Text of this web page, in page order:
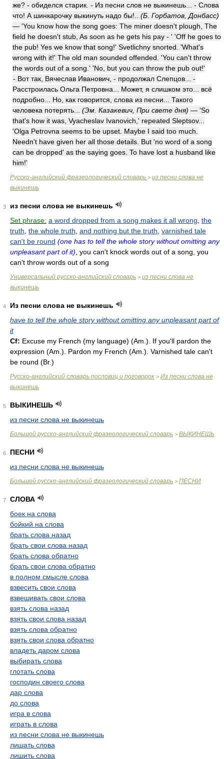
же? - обиделся старик. - Из песни слов не выкинешь... - Слова
что! А шинкарочку выкинуть надо бы!.. (Б. Горбатов, Донбасс)
— 'You know how the song goes: The miner doesn't plough, The
field he doesn't stub, As soon as he gets his pay - ' 'Off he goes to
the pub! Yes we know that song!' Svetlichny snorted. 'What's
wrong with it!' The old man sounded offended. 'You can't throw
the words out of a song.' 'No, but you can throw the pub out!'
- Вот так, Вячеслав Иванович, - продолжал Слепцов... -
Расстроилась Ольга Петровна... Может, я слишком это... всё
подробно... Но, как говорится, слова из песни... Такого
человека потерять... (Эм. Казакевич, При свете дня) — 'So
that's how it was, Vyacheslav Ivanovich,' repeated Sleptsov...
'Olga Petrovna seems to be upset. Maybe I said too much.
Needn't have given her all those details. But 'no word of a song
can be dropped' as the saying goes. To have lost a husband like
him!'
Русско-английский фразеологический словарь > из песни слова не
выкинешь
3
из песни слова не выкинешь
Set phrase: a word dropped from a song makes it all wrong the
truth the whole truth and nothing but the truth varnished tale
can't be round (one has to tell the whole story without omitting any
unpleasant part of it) , you can't knock words out of a song, you
can't throw words out of a song
Универсальный русско-английский словарь > из песни слова не
выкинешь
4
Из песни слова не выкинешь
have to tell the whole story without omitting any unpleasant part of
it
Cf: Excuse my French (my language) (Am. ). If you'll pardon the
expression (Am. ). Pardon my French (Am. ). Varnished tale can't
be round (Br.)
Русско-английский словарь пословиц и поговорок > Из песни слова не
выкинешь
5
ВЫКИНЕШЬ
из песни слова не выкинешь
Большой русско-английский фразеологический словарь > ВЫКИНЕШЬ
6
ПЕСНИ
из песни слова не выкинешь
Большой русско-английский фразеологический словарь > ПЕСНИ
7
СЛОВА
боек на слова
бойкий на слова
брать слова назад
брать свои слова назад
брать слова обратно
брать свои слова обратно
в полном смысле слова
взвесить свои слова
взвешивать свои слова
взять слова назад
взять свои слова назад
взять слова обратно
взять свои слова обратно
владеть даром слова
выбирать слова
глотать слова
господин своего слова
дар слова
до слова
игра в слова
играть в слова
из песни слова не выкинешь
лишать слова
лишить слова